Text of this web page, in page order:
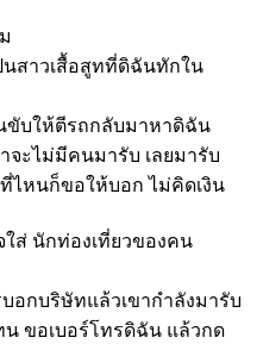
สาวเสื้อสูทที่ดิฉันทักใน
ขับให้ตีรถกลับมาหาดิฉัน
จะไม่มีคนมารับ เลยมารับ
ไหนก็ขอให้บอก ไม่คิดเงิน
ส่ นักท่องเที่ยวของคน
อกบริษัทแล้วเขากำลังมารับ
น ขอเบอร์โทรดิฉัน แล้วกด